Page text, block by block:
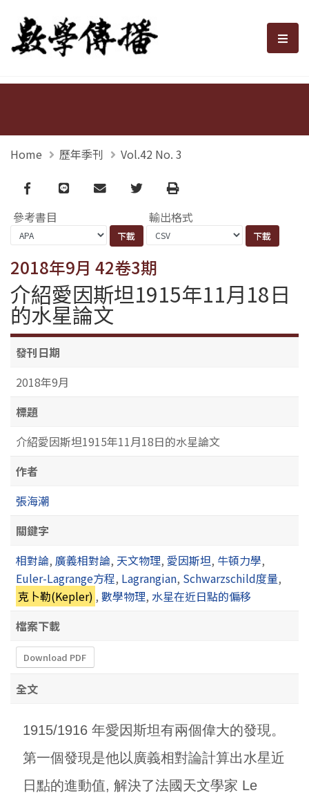
數學傳播 選
Home 歷年季刊 Vol.42 No. 3
Facebook
line email TwitterPrint
參考書目 輸出格式
2018年9月 42卷3期
介紹愛因斯坦1915年11月18日
的水星論文
發刊日期
2018年9月
標題
介紹愛因斯坦1915年11月18日的水星論文
作者
張海潮
關鍵字
相對論, 廣義相對論, 天文物理, 愛因斯坦, 牛頓力學,
Euler-Lagrange方程, Lagrangian, Schwarzschild度量,
克卜勒(Kepler) ,數學物理,水星在近日點的偏移
檔案下載
Download PDF
全文
1915/1916 年愛因斯坦有兩個偉大的發現。
第一個發現是他以廣義相對論計算出水星近
日點的進動值, 解決了法國天文學家 Le